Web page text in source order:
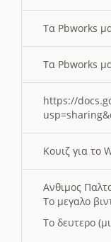
Τα Pbworks
Τα Pbworks
https://
Κουιζ για το
Ανθιμος
Το μεγαλο
Το δευτερο